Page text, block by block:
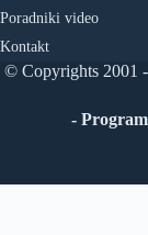
Poradniki video
Kontakt
© Copyrights 2001
-